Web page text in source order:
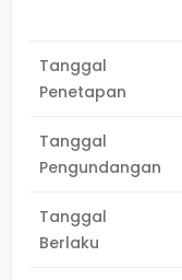
Tanggal
Penetapan
Tanggal
Pengundangan
Tanggal
Berlaku